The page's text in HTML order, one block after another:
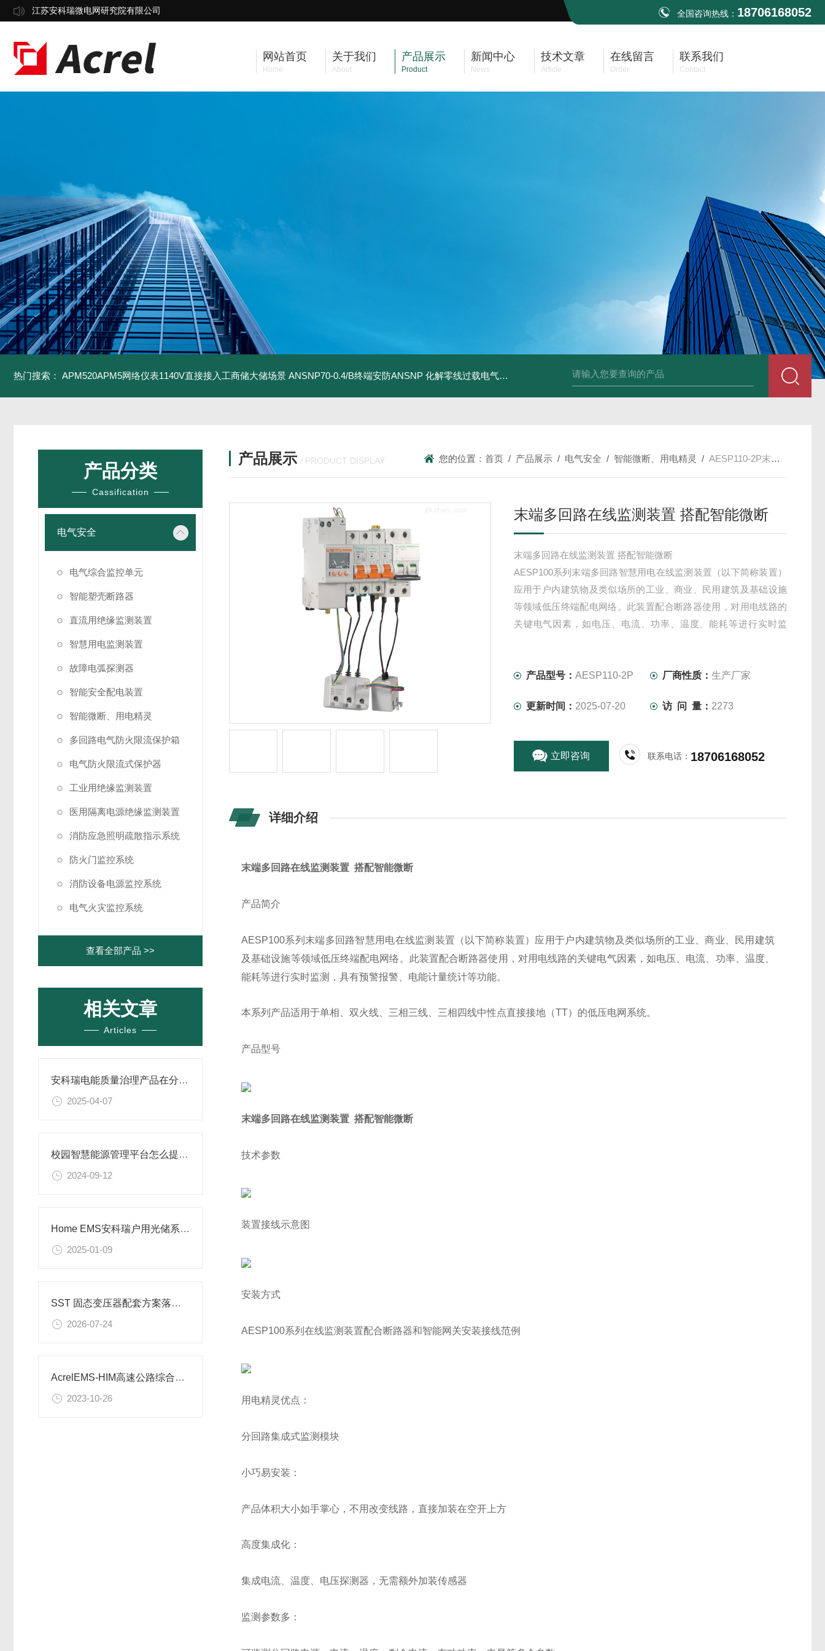
江苏安科瑞微电网研究院有限公司 全国咨询热线： 18706168052
网站首页
Home
关于我们
About
产品展示
Product
新闻中心
News
技术文章
Article
在线留言
Order
联系我们
Contact
热门搜索： APM520APM5网络仪表1140V直接接入工商储大储场景 ANSNP70-0.4/B终端安防ANSNP 化解零线过载电气隐患案例 ANSNP70-0.4/B终端安防ANSNP 化解零线过载电气隐患 数据冻结
产品分类
Cassification
电气安全
电气综合监控单元
智能塑壳断路器
直流用绝缘监测装置
智慧用电监测装置
故障电弧探测器
智能安全配电装置
智能微断、用电精灵
多回路电气防火限流保护箱
电气防火限流式保护器
工业用绝缘监测装置
医用隔离电源绝缘监测装置
消防应急照明疏散指示系统
防火门监控系统
消防设备电源监控系统
电气火灾监控系统
查看全部产品 >>
相关文章
Articles
安科瑞电能质量治理产品在分布式光伏电站的应用
2025-04-07
校园智慧能源管理平台怎么提升学校的能源管理水平和节能效果
2024-09-12
Home EMS安科瑞户用光储系统解决方案-安科瑞潘丽
2025-01-09
SST 固态变压器配套方案落地！安科瑞弧光 / 测温 / 绝缘监测一站式配齐
2026-07-24
AcrelEMS-HIM高速公路综合能效系统在新晋高速公路快村营至营盘段项目的应用
2023-10-26
产品展示 / PRODUCT DISPLAY 您的位置：首页 / 产品展示 / 电气安全 / 智能微断、用电精灵 /AESP110-2P末端多回路在线监测装置 搭配智能微断
末端多回路在线监测装置 搭配智能微断
末端多回路在线监测装置 搭配智能微断
AESP100系列末端多回路智慧用电在线监测装置（以下简称装置）
应用于户内建筑物及类似场所的工业、商业、民用建筑及基础设施
等领域低压终端配电网络。此装置配合断路器使用，对用电线路的
关键电气因素，如电压、电流、功率、温度、能耗等进行实时监
产品型号： AESP110-2P 厂商性质：生产厂家
更新时间： 2025-07-20 访 问 量： 2273
立即咨询 联系电话： 18706168052
详细介绍
末端多回路在线监测装置 搭配智能微断
产品简介
AESP100系列末端多回路智慧用电在线监测装置（以下简称装置）应用于户内建筑物及类似场所的工业、商业、民用建筑
及基础设施等领域低压终端配电网络。此装置配合断路器使用，对用电线路的关键电气因素，如电压、电流、功率、温度、
能耗等进行实时监测，具有预警报警、电能计量统计等功能。
本系列产品适用于单相、双火线、三相三线、三相四线中性点直接接地（TT）的低压电网系统。
产品型号
末端多回路在线监测装置 搭配智能微断
技术参数
装置接线示意图
安装方式
AESP100系列在线监测装置配合断路器和智能网关安装接线范例
用电精灵优点：
分回路集成式监测模块
小巧易安装：
产品体积大小如手掌心，不用改变线路，直接加装在空开上方
高度集成化：
集成电流、温度、电压探测器，无需额外加装传感器
监测参数多：